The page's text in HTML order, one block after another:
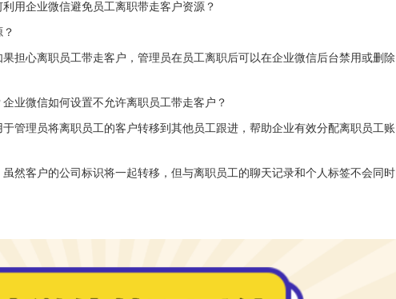
用企业微信避免员工离职带走客户资源？
担心离职员工带走客户，管理员在员工离职后可以在企业微信后台禁用或删除
业微信如何设置不允许离职员工带走客户？
管理员将离职员工的客户转移到其他员工跟进，帮助企业有效分配离职员工账
然客户的公司标识将一起转移，但与离职员工的聊天记录和个人标签不会同时